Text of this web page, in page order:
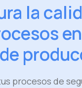
la
procesos de